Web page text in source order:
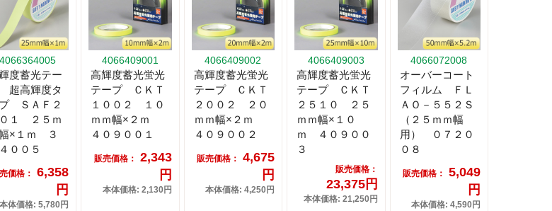
4066364005
度蓄光テー
超高輝度タ
ＳＡＦ２
１ ２５ｍ
×１ｍ ３
００５
価格：
6,358
円
本体価格: 5,780円
4066409001
高輝度蓄光蛍光
テープ ＣＫＴ
１００２ １０
ｍｍ幅×２ｍ
４０９００１
販売価格：
2,343
円
本体価格: 2,130円
4066409002
高輝度蓄光蛍光
テープ ＣＫＴ
２００２ ２０
ｍｍ幅×２ｍ
４０９００２
販売価格：
4,675
円
本体価格: 4,250円
4066409003
高輝度蓄光蛍光
テープ ＣＫＴ
２５１０ ２５
ｍｍ幅×１０
ｍ ４０９００
３
販売価格：
23,375円
本体価格: 21,250円
4066072008
オーバーコート
フィルム ＦＬ
ＡＯ－５５２Ｓ
（２５ｍｍ幅
用） ０７２０
０８
販売価格：
5,049
円
本体価格: 4,590円